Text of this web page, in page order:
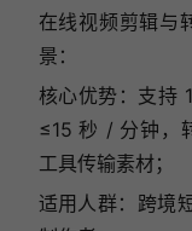
在线视频剪辑与
景：
核心优势：支持
≤15 秒 / 分钟，
工具传输素材；
适用人群：跨境